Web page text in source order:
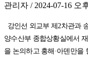
관리자 / 2024-07-16 오
강인선 외교부 제2차관과
양수산부 종합상황실에서
을 논의하고 홍해·아덴만을